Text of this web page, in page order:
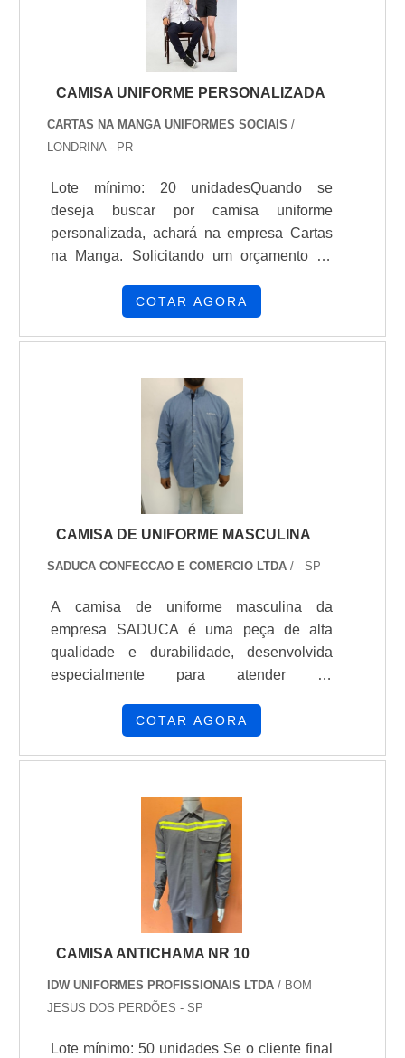
CAMISA UNIFORME PERSONALIZADA
CARTAS NA MANGA UNIFORMES SOCIAIS/
LONDRINA - PR
Lote mínimo: 20 unidadesQuando se
deseja buscar por camisa uniforme
personalizada, achará na empresa Cartas
na Manga. Solicitando um orçamento na
descobrindo a líder em
DE CAMISA UNIFORME
camisa de uniforme personalizada em uma
empresa que preza pela segurança,
encontra na Cartas na Manga. Empresa
especializada em confecção de su...
COTAR AGORA
CAMISA DE UNIFORME MASCULINA
SADUCA CONFECCAO E COMERCIO LTDA/ - SP
A camisa de uniforme masculina da
empresa SADUCA é uma peça de alta
qualidade e durabilidade, desenvolvida
especialmente para atender às
buscam conforto e estilo no ambiente de
linha, a camisa possui um caimento
profissional. Além disso, as medidas são
cuidadosamente ajustadas para
proporcionar o máximo de conforto du...
COTAR AGORA
CAMISA ANTICHAMA NR 10
IDW UNIFORMES PROFISSIONAIS LTDA/ BOM
JESUS DOS PERDÕES - SP
Lote mínimo: 50 unidades Se o cliente final